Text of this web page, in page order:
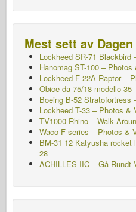
Mest sett av Dagen
Lockheed SR-71
Hanomag ST-100 –
Lockheed F-22A Raptor –
Obice da 75/18 modello
Boeing B-52 Stratofortress
Lockheed T-33 – Photos &
TV1000 Rhino – Walk
Waco F series – Photos &
BM-31 12 Katyusha rocket
28
ACHILLES IIC – Gå Rundt